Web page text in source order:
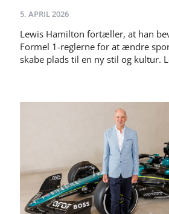
5. APRIL 2026
Lewis Hamilton fortæller, at han
Formel 1-reglerne for at ændre